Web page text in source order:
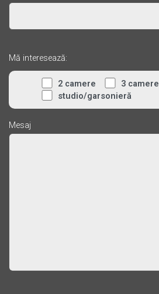
Mă interesează:
2 camere 3 camere
studio/garsonieră
Mesaj